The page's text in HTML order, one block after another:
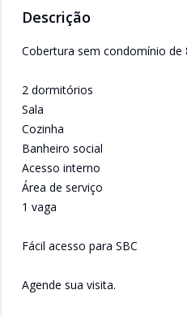
Descrição
Cobertura sem condomínio de
2 dormitórios
Sala
Cozinha
Banheiro social
Acesso interno
Área de serviço
1 vaga
Fácil acesso para SBC
Agende sua visita.